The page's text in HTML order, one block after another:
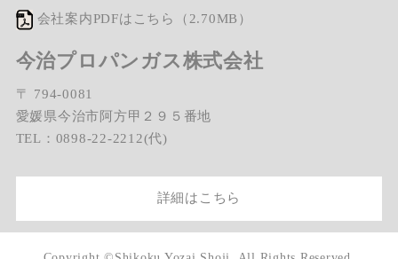
会社案内PDFはこちら（2.70MB）
今治プロパンガス株式会社
〒 794-0081
愛媛県今治市阿方甲２９５番地
TEL：0898-22-2212(代)
詳細はこちら